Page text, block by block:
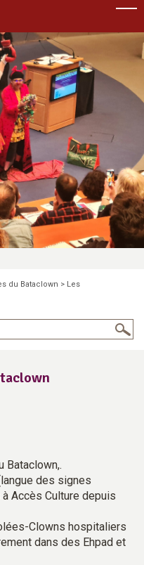
du Bataclown > Les
Bataclown,.
des signes
Accès Culture depuis
Clowns hospitaliers
dans des Ehpad et